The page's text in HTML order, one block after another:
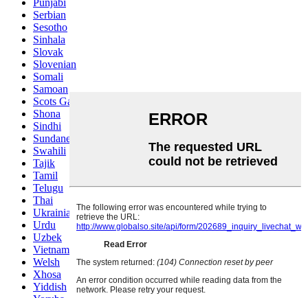
Punjabi
Serbian
Sesotho
Sinhala
Slovak
Slovenian
Somali
Samoan
Scots Gaelic
Shona
Sindhi
Sundanese
Swahili
Tajik
Tamil
Telugu
Thai
Ukrainian
Urdu
Uzbek
Vietnamese
Welsh
Xhosa
Yiddish